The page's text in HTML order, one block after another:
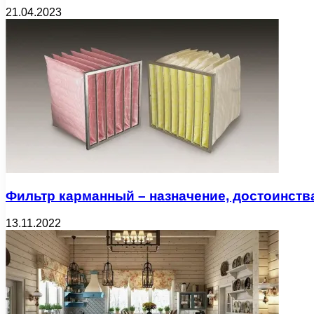
21.04.2023
Фильтр карманный – назначение,
13.11.2022